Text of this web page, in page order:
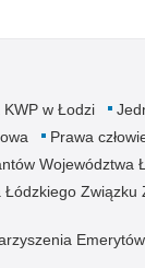
w Łodzi
Prawa
Województwa
Związku